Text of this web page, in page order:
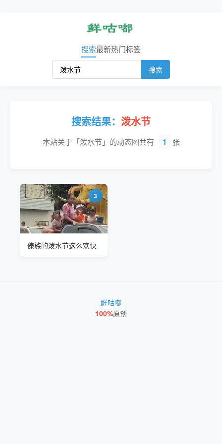
搜索最新热门标签
搜索
搜索结果： 泼水节
本站关于「泼水节」的动态图共有 1 张
3
傣族的泼水节这么欢快
鲜咕嘟
100%原创